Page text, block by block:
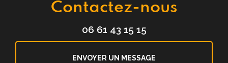
Contactez-nous
06 61 43 15 15
ENVOYER UN MESSAGE